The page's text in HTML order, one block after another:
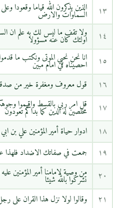
١٣
الذين يذكرون الله قياما وقعودا
السماوات والارض
١٤
ولا تقف ما ليس لك به علم ان
اولئك كان عنه مسؤولا
١٥
انا نحن نحيي الموتى ونكتب ما
احصيناه في امام مبين
١٦
قول معروف ومغفرة خير من صدقة
١٧
قل امر ربي بالقسط واقيموا
مخلصين له الدين كما بداكم تعودون
١٨
ادوار حياة أمير المؤمنين علي بن
١٩
جمعت في صفاتك الاضداد
٢٠
من وصية لامامنا أمير المؤمنين
تشركوا بالله شيئا
٢١
وقالوا لولا نزل هذا القران على